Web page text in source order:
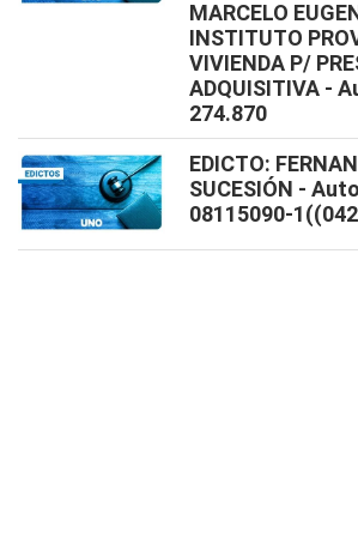
MARCELO
INSTITUTO
VIVIENDA P/
ADQUISITIVA -
274.870
EDICTO:
SUCESIÓN -
08115090-